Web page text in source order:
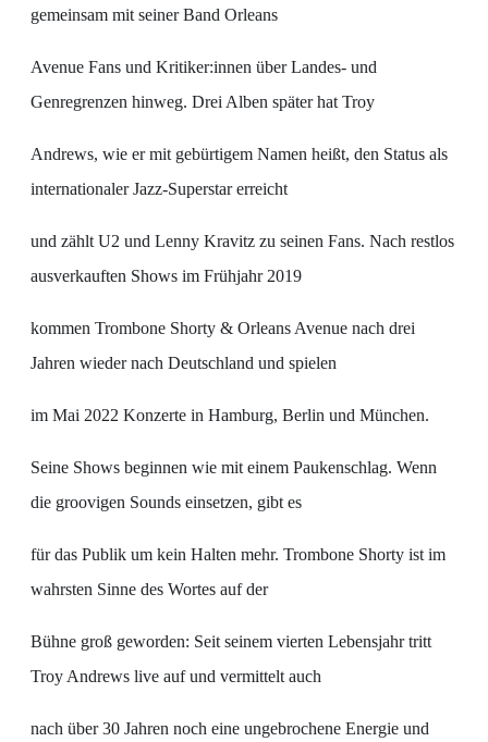
gemeinsam mit seiner Band Orleans
Avenue Fans und Kritiker:innen über Landes- und
Genregrenzen hinweg. Drei Alben später hat Troy
Andrews, wie er mit gebürtigem Namen heißt, den Status als
internationaler Jazz-Superstar erreicht
und zählt U2 und Lenny Kravitz zu seinen Fans. Nach restlos
ausverkauften Shows im Frühjahr 2019
kommen Trombone Shorty & Orleans Avenue nach drei
Jahren wieder nach Deutschland und spielen
im Mai 2022 Konzerte in Hamburg, Berlin und München.
Seine Shows beginnen wie mit einem Paukenschlag. Wenn
die groovigen Sounds einsetzen, gibt es
für das Publik um kein Halten mehr. Trombone Shorty ist im
wahrsten Sinne des Wortes auf der
Bühne groß geworden: Seit seinem vierten Lebensjahr tritt
Troy Andrews live auf und vermittelt auch
nach über 30 Jahren noch eine ungebrochene Energie und